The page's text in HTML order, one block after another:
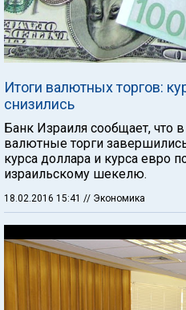
Итоги валютных торгов:
снизились
Банк Израиля сообщает, что
валютные торги
курса доллара и курса евро
израильскому шекелю.
18.02.2016 15:41 // Экономика